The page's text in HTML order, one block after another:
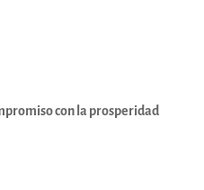
con la prosperidad